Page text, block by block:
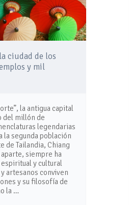
ciudad de los
y mil
la antigua capital
del millón de
legendarias
la segunda población
de Tailandia, Chiang
siempre ha
y cultural
artesanos conviven
y su filosofía de
la …